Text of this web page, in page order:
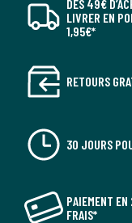
DÈS 49€
LIVRER EN
1,95€*
RETOURS
30 JOURS
PAIEMENT
FRAIS*